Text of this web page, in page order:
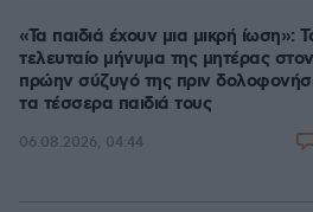
«Τα παιδιά έχουν μια μικρή ίωση»:
τελευταίο μήνυμα της μητέρας στον
πρώην σύζυγό της πριν
τα τέσσερα παιδιά τους
06.08.2026, 04:44